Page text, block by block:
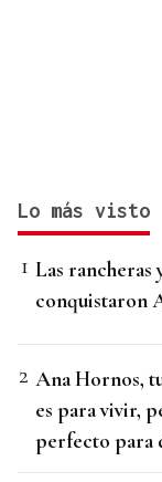
Lo más visto
Las rancheras
conquistaron
Ana Hornos,
es para vivir,
perfecto para